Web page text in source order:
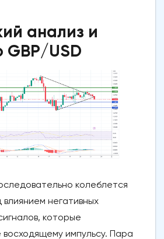
анализ и
GBP/USD
колеблется
влиянием негативных
которые
импульсу. Пара